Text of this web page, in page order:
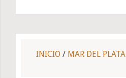
INICIO / MAR DEL PLATA